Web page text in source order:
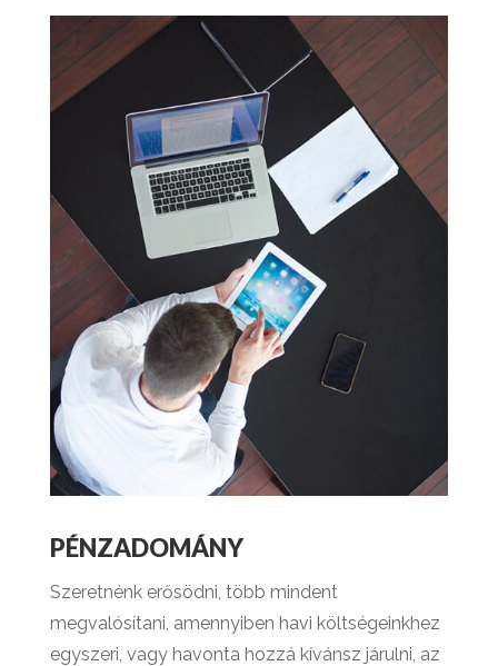
PÉNZADOMÁNY
Szeretnénk erősödni, több mindent
megvalósítani, amennyiben havi költségeinkhez
egyszeri, vagy havonta hozzá kívánsz járulni, az